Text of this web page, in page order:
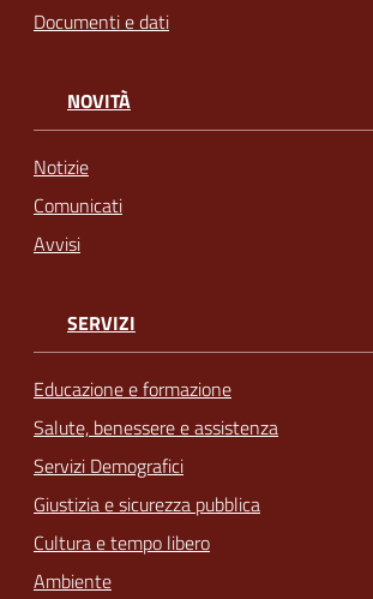
Documenti e dati
NOVITÀ
Notizie
Comunicati
Avvisi
SERVIZI
Educazione e formazione
Salute, benessere e assistenza
Servizi Demografici
Giustizia e sicurezza pubblica
Cultura e tempo libero
Ambiente